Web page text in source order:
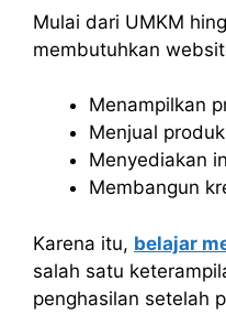
Mulai dari UMKM
membutuhkan
Menampilkan
Menjual
Menyediakan
Membangun
Karena itu, belajar
salah satu
penghasilan setelah